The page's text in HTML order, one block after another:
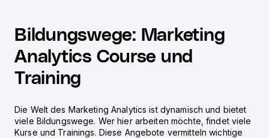
Bildungswege: Marketing
Analytics Course und
Training
Die Welt des Marketing Analytics ist dynamisch und bietet
viele Bildungswege. Wer hier arbeiten möchte, findet viele
Kurse und Trainings. Diese Angebote vermitteln wichtige